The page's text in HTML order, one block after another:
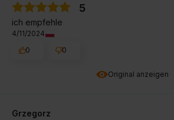
Original anzeigen
5
ich empfehle
4/11/2024
0
0
Grzegorz